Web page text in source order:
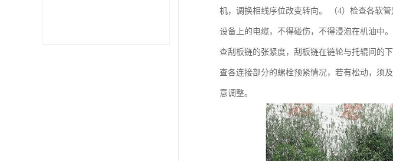
机，调换相线序位改变转向。 （4）检查各软
设备上的电缆，不得碰伤，不得浸泡在机油中
查刮板链的张紧度，刮板链在链轮与托辊间的
查各连接部分的螺栓预紧情况，若有松动，须
意调整。